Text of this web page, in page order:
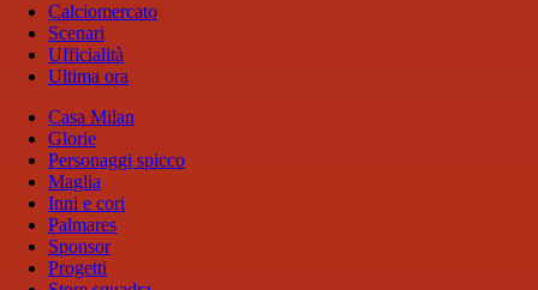
Calciomercato
Scenari
Ufficialità
Ultima ora
Casa Milan
Glorie
Personaggi spicco
Maglia
Inni e cori
Palmares
Sponsor
Progetti